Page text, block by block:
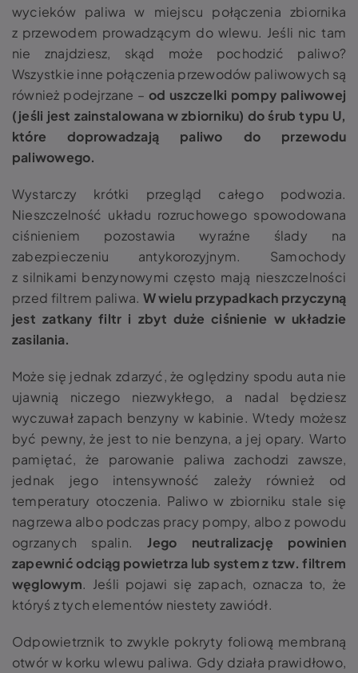
wycieków paliwa w miejscu połączenia zbiornika
z przewodem prowadzącym do wlewu. Jeśli nic tam
nie znajdziesz, skąd może pochodzić paliwo?
Wszystkie inne połączenia przewodów paliwowych są
również podejrzane – od uszczelki pompy paliwowej
(jeśli jest zainstalowana w zbiorniku) do śrub typu U,
które doprowadzają paliwo do przewodu
paliwowego.
Wystarczy krótki przegląd całego podwozia.
Nieszczelność układu rozruchowego spowodowana
ciśnieniem pozostawia wyraźne ślady na
zabezpieczeniu antykorozyjnym. Samochody
z silnikami benzynowymi często mają nieszczelności
przed filtrem paliwa. W wielu przypadkach przyczyną
jest zatkany filtr i zbyt duże ciśnienie w układzie
zasilania.
Może się jednak zdarzyć, że oględziny spodu auta nie
ujawnią niczego niezwykłego, a nadal będziesz
wyczuwał zapach benzyny w kabinie. Wtedy możesz
być pewny, że jest to nie benzyna, a jej opary. Warto
pamiętać, że parowanie paliwa zachodzi zawsze,
jednak jego intensywność zależy również od
temperatury otoczenia. Paliwo w zbiorniku stale się
nagrzewa albo podczas pracy pompy, albo z powodu
ogrzanych spalin.Jego neutralizację powinien
zapewnić odciąg powietrza lub system z tzw. filtrem
węglowym. Jeśli pojawi się zapach, oznacza to, że
któryś z tych elementów niestety zawiódł.
Odpowietrznik to zwykle pokryty foliową membraną
otwór w korku wlewu paliwa. Gdy działa prawidłowo,